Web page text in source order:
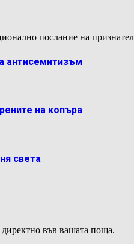
послание на
антисемитизъм
на копъра
света
във вашата поща.